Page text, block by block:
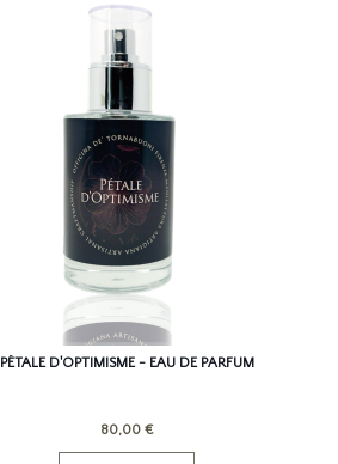
PÉTALE D'OPTIMISME - EAU DE PARFUM
80,00 €